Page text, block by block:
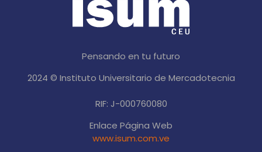
Pensando en tu futuro
2024 © Instituto Universitario de Mercadotecnia
RIF: J-000760080
Enlace Página Web
www.isum.com.ve